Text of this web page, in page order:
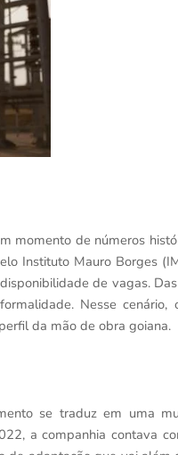
momento de números
Instituto Mauro Borges
de vagas.
Nesse
da mão de obra goiana.
se traduz em uma
a companhia contava